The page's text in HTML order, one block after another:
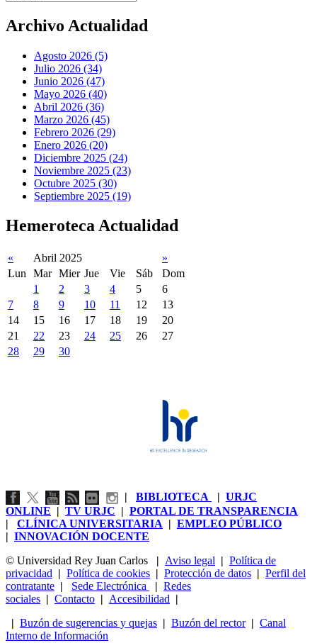
Archivo Actualidad
Agosto 2026 (5)
Julio 2026 (34)
Junio 2026 (47)
Mayo 2026 (40)
Abril 2026 (36)
Marzo 2026 (45)
Febrero 2026 (29)
Enero 2026 (20)
Diciembre 2025 (24)
Noviembre 2025 (23)
Octubre 2025 (30)
Septiembre 2025 (19)
Hemeroteca Actualidad
« Abril 2025
»
Lun
Mar Mier Jue Vie Sáb
Dom
1
2 3 4 5
6
7
8 9 10 11 12
13
14
15 16 17 18 19
20
21
22 23 24 25 26
27
28
29 30
| BIBLIOTECA | URJC
ONLINE | TV URJC | PORTAL DE TRANSPARENCIA
| CLÍNICA UNIVERSITARIA | EMPLEO PÚBLICO
| INNOVACIÓN DOCENTE
© Universidad Rey Juan Carlos
| Aviso legal | Política de
privacidad | Política de cookies | Protección de datos | Perfil del
contratante | Sede Electrónica | Redes
sociales | Contacto | Accesibilidad |
| Buzón de sugerencias y quejas | Buzón del rector| Canal
Interno de Información